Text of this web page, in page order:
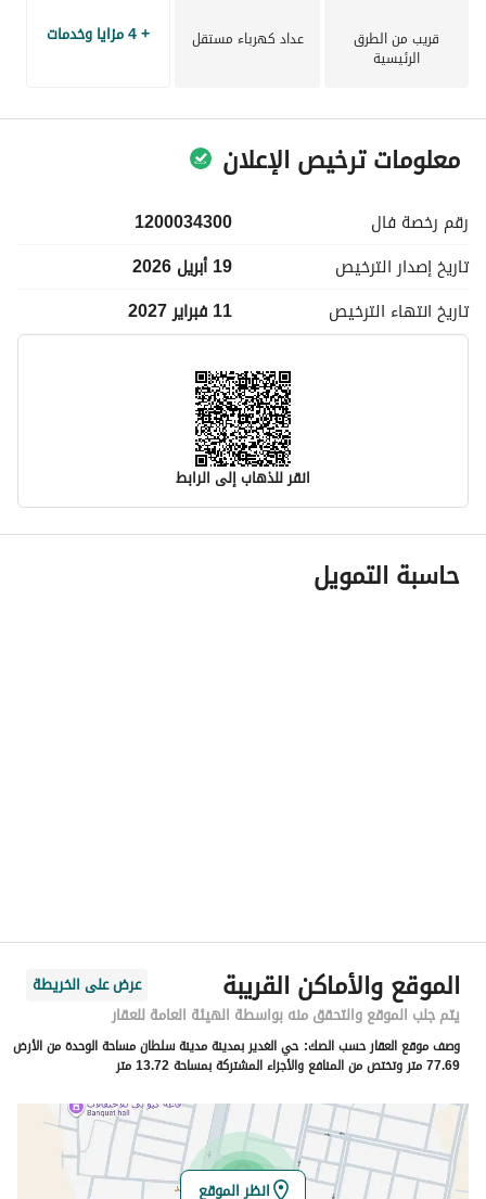
قريب من الطرق
الرئيسية
عداد كهرباء مستقل + 4 مزايا وخدمات
معلومات ترخيص الإعلان
رقم رخصة فال
1200034300
تاريخ إصدار الترخيص
19 أبريل 2026
تاريخ انتهاء الترخيص 11 فبراير 2027
انقر للذهاب إلى الرابط
معلومات مسؤول الإعلان
اسم المسؤول
رقم المبنى
7489
الرقم الاضافي
3521
خط العرض
18.278281756311213
خط الطول
42.59398495635867
حاسبة التمويل
الموقع والأماكن القريبة
عرض على الخريطة
يتم جلب الموقع والتحقق منه بواسطة الهيئة العامة للعقار
وصف موقع العقار حسب الصك: حي الغدير بمدينة مدينة سلطان مساحة الوحدة من الأرض
77.69 متر وتختص من المنافع والأجزاء المشتركة بمساحة 13.72 متر
انظر الموقع